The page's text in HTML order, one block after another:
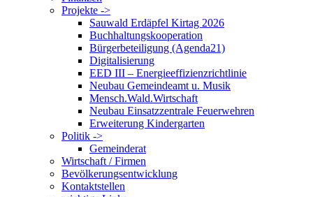
Projekte ->
Sauwald Erdäpfel Kirtag 2026
Buchhaltungskooperation
Bürgerbeteiligung (Agenda21)
Digitalisierung
EED III – Energieeffizienzrichtlinie
Neubau Gemeindeamt u. Musik
Mensch.Wald.Wirtschaft
Neubau Einsatzzentrale Feuerwehren
Erweiterung Kindergarten
Politik ->
Gemeinderat
Wirtschaft / Firmen
Bevölkerungsentwicklung
Kontaktstellen